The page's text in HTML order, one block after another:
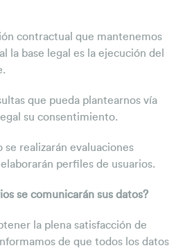
contractual que mantenemos
la base legal es la ejecución del
que pueda plantearnos vía
su consentimiento.
se realizarán evaluaciones
perfiles de usuarios.
se comunicarán sus datos?
la plena satisfacción de
de que todos los datos